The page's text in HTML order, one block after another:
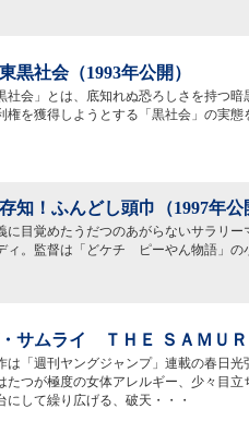
黒社会（1993年公開）
社会」とは、底知れぬ恐ろしさを持つ
権を獲得しようとする「黒社会」の実
知！ふんどし頭巾（1997年公
に目覚めたうだつのあがらないサラリ
ィ。監督は「どケチ ピーやん物語」の
サムライ ＴＨＥ ＳＡＭＵＲ
は「週刊ヤングジャンプ」連載の春日光
たつが極度の女体アレルギー、少々目
にして繰り広げる、破天・・・